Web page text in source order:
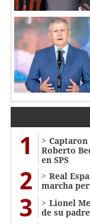
1
Roberto
en SPS
2
Real
marcha
3
Lionel
de su